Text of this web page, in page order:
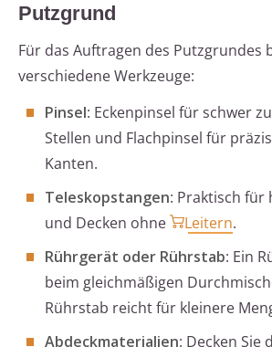
Putzgrund
Für das Auftragen des Putzgrundes
verschiedene Werkzeuge:
Pinsel: Eckenpinsel für schwer
Stellen und Flachpinsel für
Kanten.
Teleskopstangen: Praktisch für
und Decken ohne
Leitern.
Rührgerät oder Rührstab: Ein
beim gleichmäßigen
Rührstab reicht für kleinere
Abdeckmaterialien: Decken Sie